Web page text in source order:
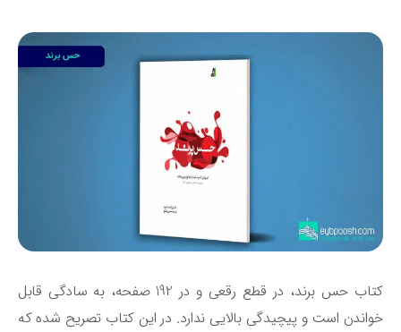
کتاب حس برند، در قطع رقعی و در 192 صفحه، به سادگی قابل
است و پیچیدگی بالایی ندارد. در این کتاب تصریح شده که